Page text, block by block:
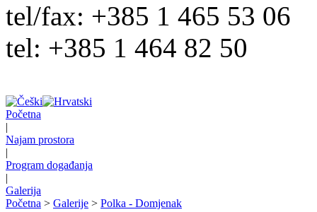
tel/fax: +385 1 465 53 06
tel: +385 1 464 82 50
Početna
|
Najam prostora
|
Program događanja
|
Galerija
Početna > Galerije > Polka - Domjenak